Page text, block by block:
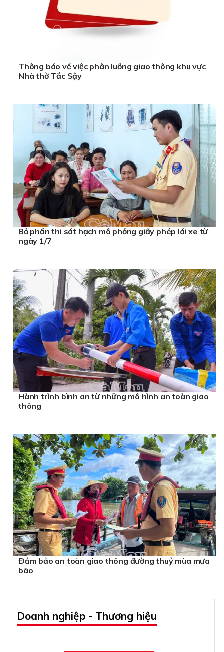
Thông báo về việc phân luồng giao thông khu vực
Nhà thờ Tắc Sậy
Bỏ phần thi sát hạch mô phỏng giấy phép lái xe từ
ngày 1/7
Hành trình bình an từ những mô hình an toàn giao
thông
Ðảm bảo an toàn giao thông đường thuỷ mùa mưa
bão
Doanh nghiệp - Thương hiệu